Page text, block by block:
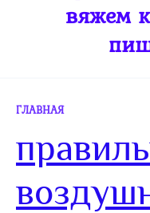
вяжем
ГЛАВНАЯ